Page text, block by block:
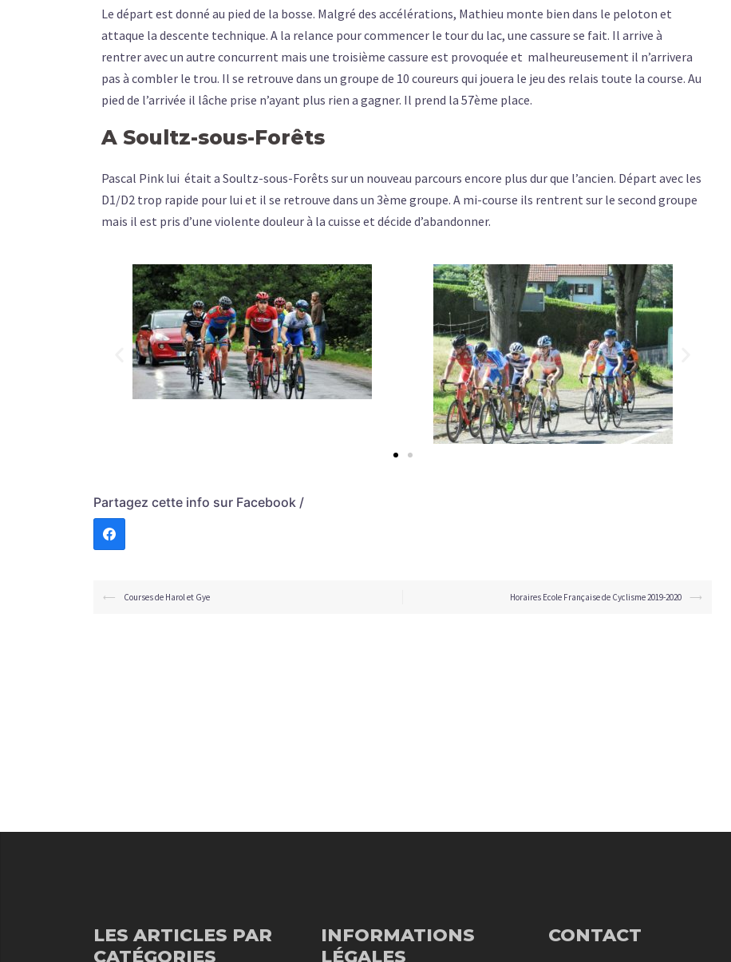
Le départ est donné au pied de la bosse. Malgré des accélérations, Mathieu monte bien dans le peloton et
attaque la descente technique. A la relance pour commencer le tour du lac, une cassure se fait. Il arrive à
rentrer avec un autre concurrent mais une troisième cassure est provoquée et malheureusement il n’arrivera
pas à combler le trou. Il se retrouve dans un groupe de 10 coureurs qui jouera le jeu des relais toute la course. Au
pied de l’arrivée il lâche prise n’ayant plus rien a gagner. Il prend la 57ème place.
A Soultz-sous-Forêts
Pascal Pink lui était a Soultz-sous-Forêts sur un nouveau parcours encore plus dur que l’ancien. Départ avec les
D1/D2 trop rapide pour lui et il se retrouve dans un 3ème groupe. A mi-course ils rentrent sur le second groupe
mais il est pris d’une violente douleur à la cuisse et décide d’abandonner.
Partagez cette info sur Facebook /
⟵ Courses de Harol et Gye Horaires Ecole Française de Cyclisme 2019-2020 ⟶
LES ARTICLES PAR
CATÉGORIES
INFORMATIONS
LÉGALES
CONTACT